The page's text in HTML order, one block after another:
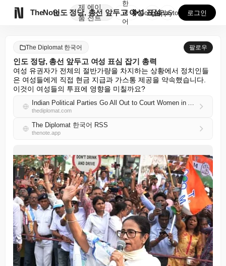
TheNote
제
품
에이
전트
인도 정당, 총선 앞두고 여성 표심 잡기 총력
한
국
어
GooglePlay
AppStore 로그인
The Diplomat 한국어 팔로우
인도 정당, 총선 앞두고 여성 표심 잡기 총력
여성 유권자가 전체의 절반가량을 차지하는 상황에서 정치인들
은 여성들에게 직접 현금 지급과 가스통 제공을 약속했습니다.
이것이 여성들의 투표에 영향을 미칠까요?
Indian Political Parties Go All Out to Court Women in Assembly Elections
thediplomat.com
The Diplomat 한국어 RSS
thenote.app